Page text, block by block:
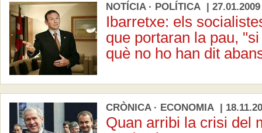
NOTÍCIA · POLÍTICA | 27.01.2009
Ibarretxe: els
que portaran la pau,
què no ho han dit
CRÒNICA · ECONOMIA |
Quan arribi la crisi del